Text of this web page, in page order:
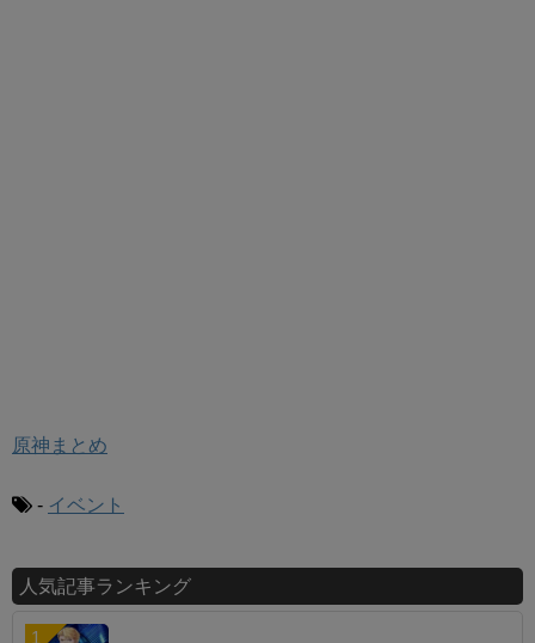
原神まとめ
- イベント
人気記事ランキング